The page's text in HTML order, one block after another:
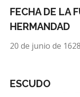
FECHA DE LA
HERMANDAD
20 de junio de 1628
ESCUDO